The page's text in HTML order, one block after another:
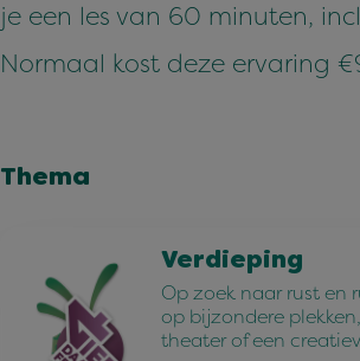
je een les van 60 minuten,
Normaal kost deze ervaring
Thema
Verdieping
Op zoek naar rust en
op bijzondere
theater of een